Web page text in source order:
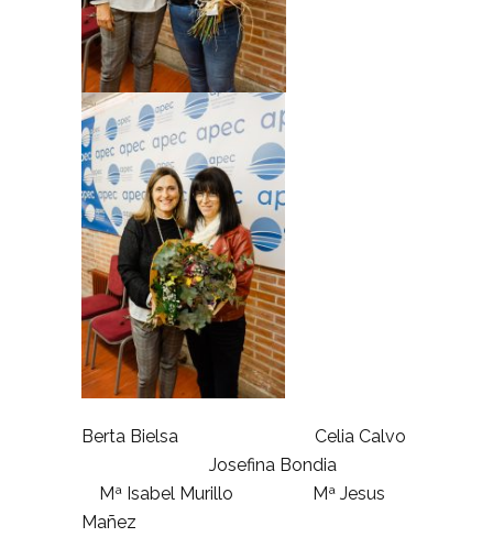
Berta Bielsa Celia Calvo
Josefina Bondia
Mª Isabel Murillo Mª Jesus
Mañez